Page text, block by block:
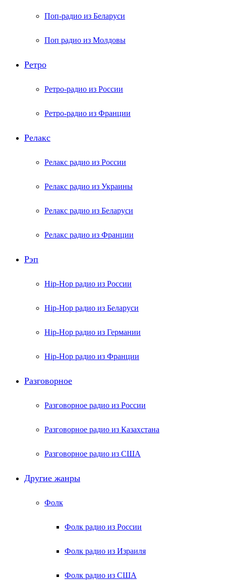
Поп-радио из Беларуси
Поп радио из Молдовы
Ретро
Ретро-радио из России
Ретро-радио из Франции
Релакс
Релакс радио из России
Релакс радио из Украины
Релакс радио из Беларуси
Релакс радио из Франции
Рэп
Hip-Hop радио из России
Hip-Hop радио из Беларуси
Hip-Hop радио из Германии
Hip-Hop радио из Франции
Разговорное
Разговорное радио из России
Разговорное радио из Казахстана
Разговорное радио из США
Другие жанры
Фолк
Фолк радио из России
Фолк радио из Израиля
Фолк радио из США